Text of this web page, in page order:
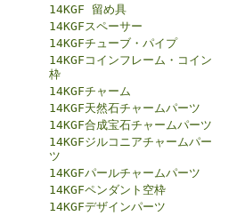
14KGF 留め具
14KGFスペーサー
14KGFチューブ・パイプ
14KGFコインフレーム・コイン
枠
14KGFチャーム
14KGF天然石チャームパーツ
14KGF合成宝石チャームパーツ
14KGFジルコニアチャームパー
ツ
14KGFパールチャームパーツ
14KGFペンダント空枠
14KGFデザインパーツ